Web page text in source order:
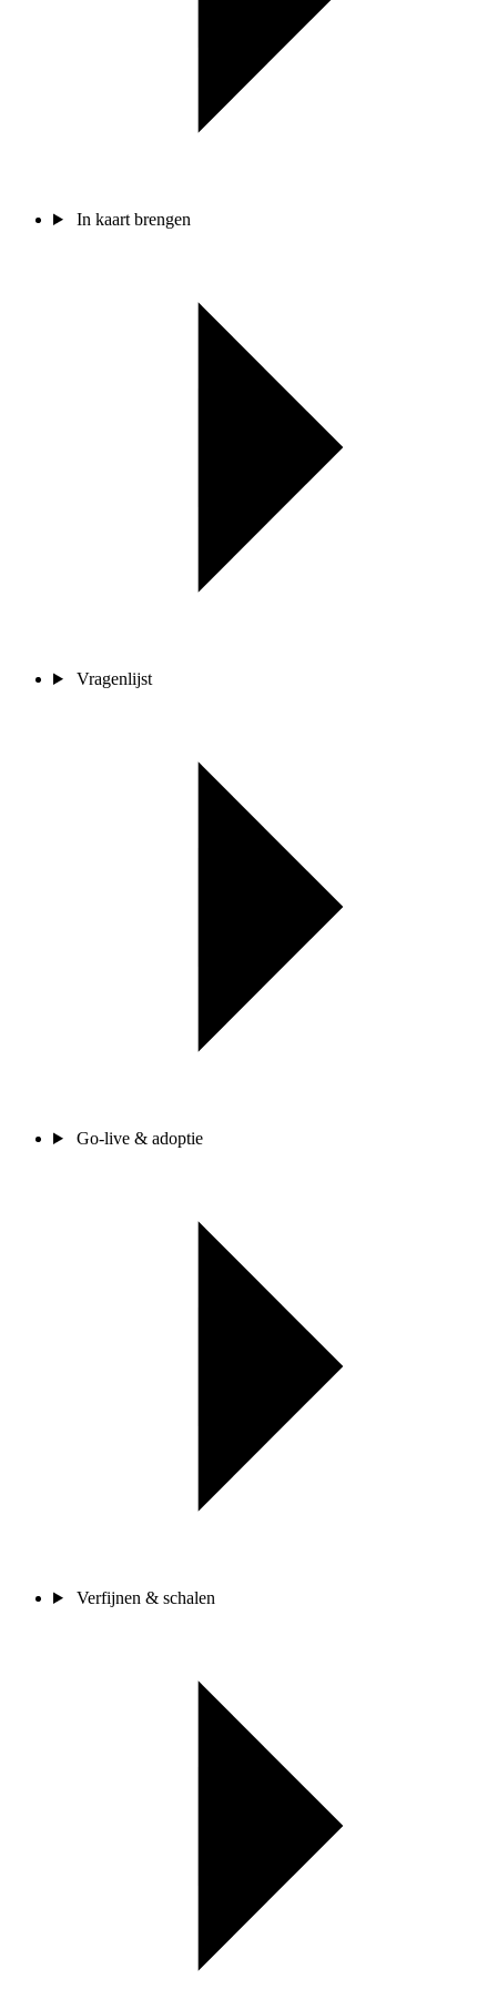
In kaart brengen
Vragenlijst
Go-live & adoptie
Verfijnen & schalen